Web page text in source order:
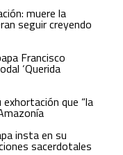
muere la
seguir creyendo
Francisco
‘Querida
exhortación que “la
insta en su
sacerdotales